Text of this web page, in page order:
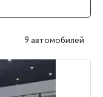
9 автомобилей